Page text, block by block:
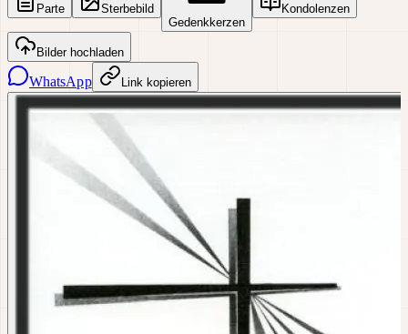
Parte
Sterbebild
Gedenkkerzen
Kondolenzen
Bilder hochladen
WhatsApp Link kopieren